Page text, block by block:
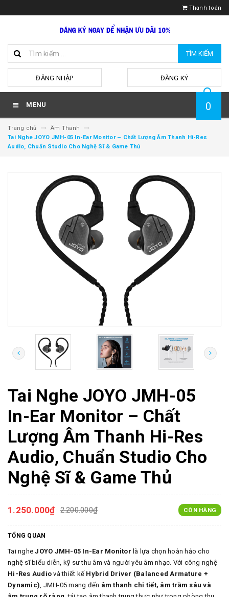
Thanh toán
TÌM KIẾM
ĐĂNG NHẬP ĐĂNG KÝ
MENU 0
Trang chủ
Âm Thanh
Tai Nghe JOYO JMH-05 In-Ear Monitor – Chất Lượng Âm Thanh Hi-Res
Audio, Chuẩn Studio Cho Nghệ Sĩ & Game Thủ
Tai Nghe JOYO JMH-05
In-Ear Monitor – Chất
Lượng Âm Thanh Hi-Res
Audio, Chuẩn Studio Cho
Nghệ Sĩ & Game Thủ
1.250.000₫ 2.200.000₫ CÒN HÀNG
TỔNG QUAN
Tai ngheJOYO JMH-05 In-Ear Monitor là lựa chọn hoàn hảo cho
nghệ sĩ biểu diễn, kỹ sư thu âm và người yêu âm nhạc. Với công nghệ
Hi-Res Audio và thiết kế Hybrid Driver (Balanced Armature +
Dynamic), JMH-05 mang đến âm thanh chi tiết, âm trầm sâu và